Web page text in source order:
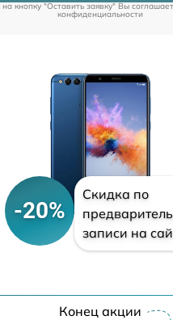
кнопку "Оставить заявку" Вы
конфиденциальности
-20%
Скидка по
записи на
Конец акции